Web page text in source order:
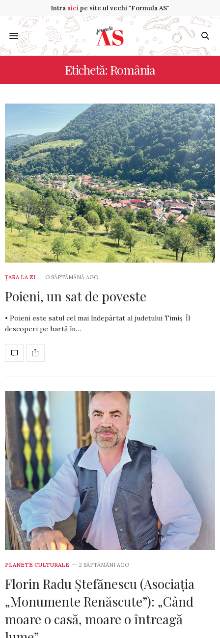
Intra aicipe site ul vechi "Formula AS"
Etichetă: România
ȚARA LA ZI O SĂPTĂMÂNĂ AGO
Poieni, un sat de poveste
• Poieni este satul cel mai îndepărtat al județului Timiș. Îl
descoperi pe hartă în…
PLANETE CULTURALE 2 SĂPTĂMÂNI AGO
Florin Radu Ștefănescu (Asociația
„Monumente Renăscute”): „Când
moare o casă, moare o întreagă